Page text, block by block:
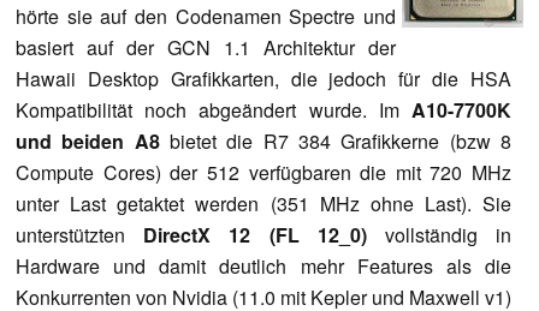
hörte sie auf den Codenamen Spectre und
basiert auf der GCN 1.1 Architektur der
Hawaii Desktop Grafikkarten, die jedoch für die HSA
Kompatibilität noch abgeändert wurde. Im A10-7700K
und beiden A8bietet die R7 384 Grafikkerne (bzw 8
Compute Cores) der 512 verfügbaren die mit 720 MHz
unter Last getaktet werden (351 MHz ohne Last). Sie
unterstützten DirectX 12 (FL 12_0)vollständig in
Hardware und damit deutlich mehr Features als die
Konkurrenten von Nvidia (11.0 mit Kepler und Maxwell v1)